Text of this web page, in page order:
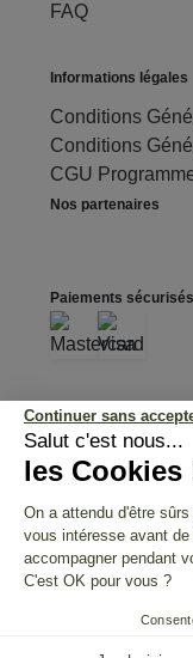
FAQ
Informations légales
Conditions
Conditions
CGU
Nos partenaires
Paiements sécurisés
International
France
United
United
Continuer sans
Salut c'est nous...
les Cookies
On a attendu d'être
vous intéresse avant
accompagner pendant
C'est OK pour vous ?